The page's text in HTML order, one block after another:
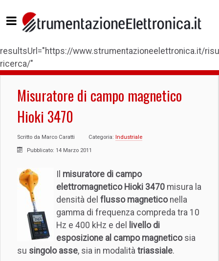
resultsUrl="https://www.strumentazioneelettronica.it/
ricerca/"
Misuratore di campo magnetico
Hioki 3470
Scritto da Marco Caratti Categoria: Industriale
Pubblicato: 14 Marzo 2011
misuratore di campo
elettromagnetico Hioki 3470 misura la
densità del flusso magneticonella
gamma di frequenza compreda tra 10
Hz e 400 kHz e del
livello di
esposizione al campo magneticosia
su singolo asse, sia in modalità triassiale.